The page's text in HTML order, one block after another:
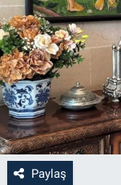
Paylaş